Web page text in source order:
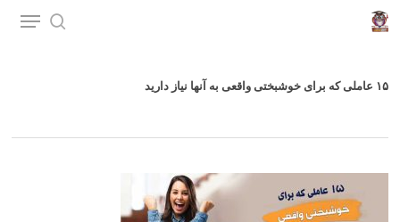
۱۵ عاملی که برای خوشبختی واقعی به آنها نیاز دارید